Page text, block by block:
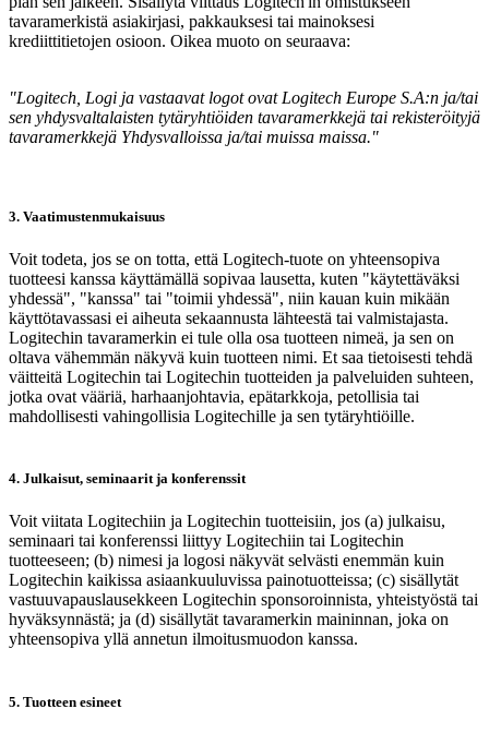
tavaramerkistä asiakirjasi, pakkauksesi tai mainoksesi
krediittitietojen osioon. Oikea muoto on seuraava:
"Logitech, Logi ja vastaavat logot ovat Logitech Europe S.A:n ja/tai
sen yhdysvaltalaisten tytäryhtiöiden tavaramerkkejä tai rekisteröityjä
tavaramerkkejä Yhdysvalloissa ja/tai muissa maissa."
3. Vaatimustenmukaisuus
Voit todeta, jos se on totta, että Logitech-tuote on yhteensopiva
tuotteesi kanssa käyttämällä sopivaa lausetta, kuten "käytettäväksi
yhdessä", "kanssa" tai "toimii yhdessä", niin kauan kuin mikään
käyttötavassasi ei aiheuta sekaannusta lähteestä tai valmistajasta.
Logitechin tavaramerkin ei tule olla osa tuotteen nimeä, ja sen on
oltava vähemmän näkyvä kuin tuotteen nimi. Et saa tietoisesti tehdä
väitteitä Logitechin tai Logitechin tuotteiden ja palveluiden suhteen,
jotka ovat vääriä, harhaanjohtavia, epätarkkoja, petollisia tai
mahdollisesti vahingollisia Logitechille ja sen tytäryhtiöille.
4. Julkaisut, seminaarit ja konferenssit
Voit viitata Logitechiin ja Logitechin tuotteisiin, jos (a) julkaisu,
seminaari tai konferenssi liittyy Logitechiin tai Logitechin
tuotteeseen; (b) nimesi ja logosi näkyvät selvästi enemmän kuin
Logitechin kaikissa asiaankuuluvissa painotuotteissa; (c) sisällytät
vastuuvapauslausekkeen Logitechin sponsoroinnista, yhteistyöstä tai
hyväksynnästä; ja (d) sisällytät tavaramerkin maininnan, joka on
yhteensopiva yllä annetun ilmoitusmuodon kanssa.
5. Tuotteen esineet